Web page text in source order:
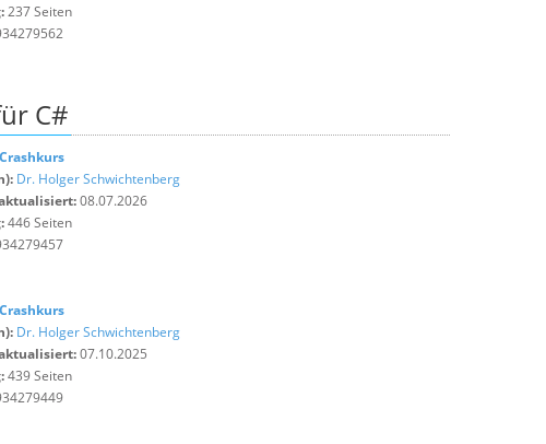
237 Seiten
C#
Dr. Holger Schwichtenberg
08.07.2026
446 Seiten
Dr. Holger Schwichtenberg
07.10.2025
439 Seiten